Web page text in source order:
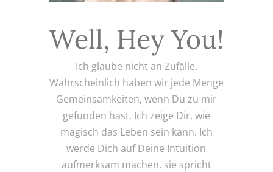
Well, Hey You!
Ich glaube nicht an Zufälle.
Wahrscheinlich haben wir jede Menge
Gemeinsamkeiten, wenn Du zu mir
gefunden hast. Ich zeige Dir, wie
magisch das Leben sein kann. Ich
werde Dich auf Deine Intuition
aufmerksam machen, sie spricht